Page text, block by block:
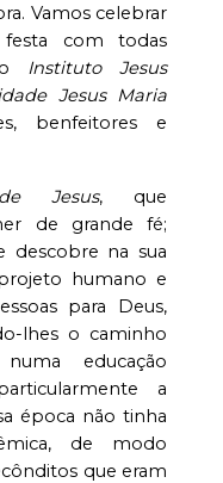
Vamos celebrar
com todas
Instituto Jesus
Jesus Maria
benfeitores e
Jesus, que
de grande fé;
descobre na sua
humano e
para Deus,
lhes o caminho
educação
a
época não tinha
de modo
que eram